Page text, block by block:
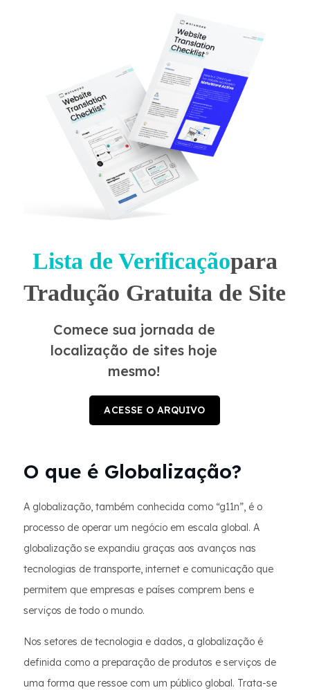
Lista de Verificaçãopara
Tradução Gratuita de Site
Comece sua jornada de
localização de sites hoje
mesmo!
ACESSE O ARQUIVO
O que é Globalização?
A globalização, também conhecida como “g11n”, é o
processo de operar um negócio em escala global. A
globalização se expandiu graças aos avanços nas
tecnologias de transporte, internet e comunicação que
permitem que empresas e países comprem bens e
serviços de todo o mundo.
Nos setores de tecnologia e dados, a globalização é
definida como a preparação de produtos e serviços de
uma forma que ressoe com um público global. Trata-se